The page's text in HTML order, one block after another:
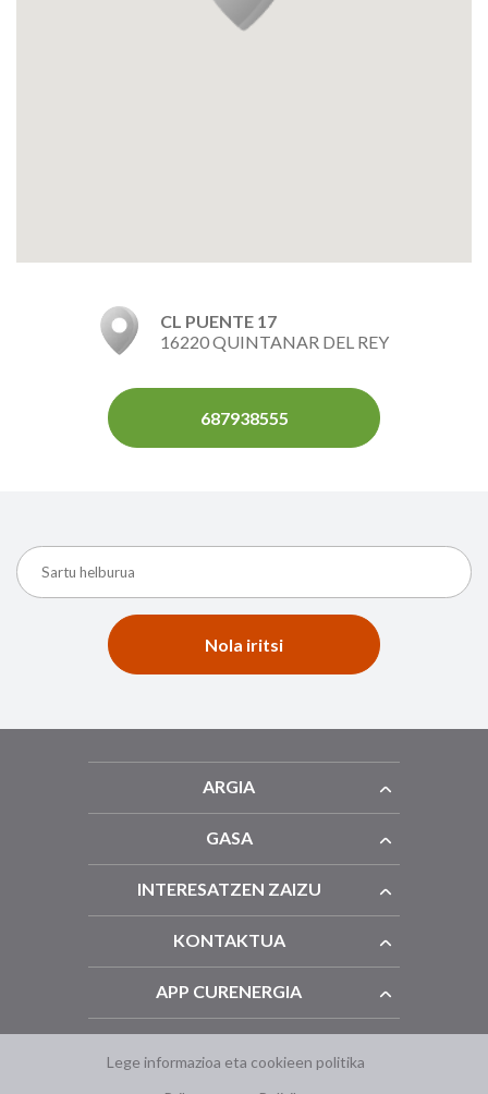
CL PUENTE 17
16220 QUINTANAR DEL REY
687938555
Nola iritsi
ARGIA
GASA
INTERESATZEN ZAIZU
KONTAKTUA
APP CURENERGIA
Lege informazioa eta cookieen politika